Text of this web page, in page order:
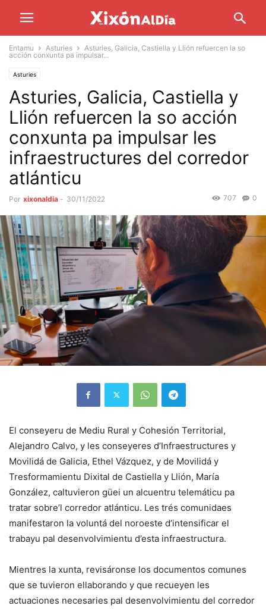
Entamu Asturies
Asturies, Galicia, Castiella y Llión refuercen la so
acción conxunta pa impulsar...
Asturies
Asturies, Galicia, Castiella y
Llión refuercen la so acción
conxunta pa impulsar les
infraestructures del corredor
atlánticu
Por xixonaldia - 30/11/2022 0
707
El conseyeru de Mediu Rural y Cohesión Territorial,
Alejandro Calvo, y les conseyeres d’Infraestructures y
Movilidá de Galicia, Ethel Vázquez, y de Movilidá y
Tresformamientu Dixital de Castiella y Llión, María
González, caltuvieron güei un alcuentru telemáticu pa
tratar sobre’l corredor atlánticu. Les trés comunidaes
manifestaron la voluntá del noroeste d’intensificar el
trabayu pal desenvolvimientu d’esta infraestructura.
Mientres la xunta, revisáronse los documentos comunes
que se tuvieron ellaborando y que recueyen les
actuaciones necesaries pal desenvolvimientu del corredor